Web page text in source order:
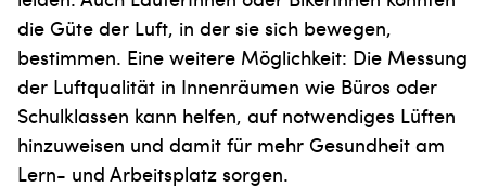
die Güte der Luft, in der sie sich bewegen,
bestimmen. Eine weitere Möglichkeit: Die Messung
der Luftqualität in Innenräumen wie Büros oder
Schulklassen kann helfen, auf notwendiges Lüften
hinzuweisen und damit für mehr Gesundheit am
Lern- und Arbeitsplatz sorgen.